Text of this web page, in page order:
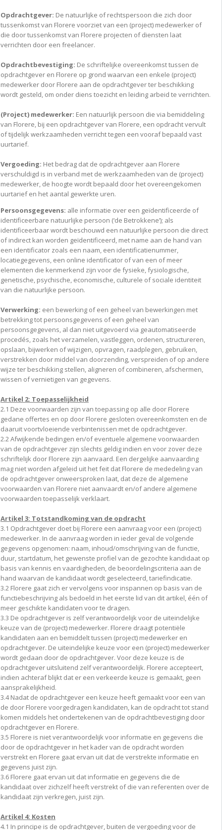
Opdrachtgever: De natuurlijke of rechtspersoon die zich door
tussenkomst van Florere voorziet van een (project) medewerker of
die door tussenkomst van Florere projecten of diensten laat
verrichten door een freelancer.
Opdrachtbevestiging: De schriftelijke overeenkomst tussen de
opdrachtgever en Florere op grond waarvan een enkele (project)
medewerker door Florere aan de opdrachtgever ter beschikking
wordt gesteld, om onder diens toezicht en leiding arbeid te verrichten.
(Project) medewerker: Een natuurlijk persoon die via bemiddeling
van Florere, bij een opdrachtgever van Florere, een opdracht vervult
of tijdelijk werkzaamheden verricht tegen een vooraf bepaald vast
uurtarief.
Vergoeding: Het bedrag dat de opdrachtgever aan Florere
verschuldigd is in verband met de werkzaamheden van de (project)
medewerker, de hoogte wordt bepaald door het overeengekomen
uurtarief en het aantal gewerkte uren.
Persoonsgegevens: alle informatie over een geïdentificeerde of
identificeerbare natuurlijke persoon (‘de Betrokkene’); als
identificeerbaar wordt beschouwd een natuurlijke persoon die direct
of indirect kan worden geïdentificeerd, met name aan de hand van
een identificator zoals een naam, een identificatienummer,
locatiegegevens, een online identificator of van een of meer
elementen die kenmerkend zijn voor de fysieke, fysiologische,
genetische, psychische, economische, culturele of sociale identiteit
van die natuurlijke persoon.
Verwerking: een bewerking of een geheel van bewerkingen met
betrekking tot persoonsgegevens of een geheel van
persoonsgegevens, al dan niet uitgevoerd via geautomatiseerde
procedés, zoals het verzamelen, vastleggen, ordenen, structureren,
opslaan, bijwerken of wijzigen, opvragen, raadplegen, gebruiken,
verstrekken door middel van doorzending, verspreiden of op andere
wijze ter beschikking stellen, aligneren of combineren, afschermen,
wissen of vernietigen van gegevens.
Artikel 2: Toepasselijkheid
2.1 Deze voorwaarden zijn van toepassing op alle door Florere
gedane offertes en op door Florere gesloten overeenkomsten en de
daaruit voortvloeiende verbintenissen met de opdrachtgever.
2.2 Afwijkende bedingen en/of eventuele algemene voorwaarden
van de opdrachtgever zijn slechts geldig indien en voor zover deze
schriftelijk door Florere zijn aanvaard. Een dergelijke aanvaarding
mag niet worden afgeleid uit het feit dat Florere de mededeling van
de opdrachtgever onweersproken laat, dat deze de algemene
voorwaarden van Florere niet aanvaardt en/of andere algemene
voorwaarden toepasselijk verklaart.
Artikel 3: Totstandkoming van de opdracht
3.1 Opdrachtgever doet bij Florere een aanvraag voor een (project)
medewerker. In de aanvraag worden in ieder geval de volgende
gegevens opgenomen: naam, inhoud/omschrijving van de functie,
duur, startdatum, het gewenste profiel van de gezochte kandidaat op
basis van kennis en vaardigheden, de beoordelingscriteria aan de
hand waarvan de kandidaat wordt geselecteerd, tariefindicatie.
3.2 Florere gaat zich er vervolgens voor inspannen op basis van de
functiebeschrijving als bedoeld in het eerste lid van dit artikel, één of
meer geschikte kandidaten voor te dragen.
3.3 De opdrachtgever is zelf verantwoordelijk voor de uiteindelijke
keuze van de (project) medewerker. Florere draagt potentiële
kandidaten aan en bemiddelt tussen (project) medewerker en
opdrachtgever. De uiteindelijke keuze voor een (project) medewerker
wordt gedaan door de opdrachtgever. Voor deze keuze is de
opdrachtgever uitsluitend zelf verantwoordelijk. Florere accepteert,
indien achteraf blijkt dat er een verkeerde keuze is gemaakt, geen
aansprakelijkheid.
3.4 Nadat de opdrachtgever een keuze heeft gemaakt voor een van
de door Florere voorgedragen kandidaten, kan de opdracht tot stand
komen middels het ondertekenen van de opdrachtbevestiging door
opdrachtgever en Florere.
3.5 Florere is niet verantwoordelijk voor informatie en gegevens die
door de opdrachtgever in het kader van de opdracht worden
verstrekt en Florere gaat ervan uit dat de verstrekte informatie en
gegevens juist zijn.
3.6 Florere gaat ervan uit dat informatie en gegevens die de
kandidaat over zichzelf heeft verstrekt of die van referenten over de
kandidaat zijn verkregen, juist zijn.
Artikel 4: Kosten
4.1 In principe is de opdrachtgever, buiten de vergoeding voor de